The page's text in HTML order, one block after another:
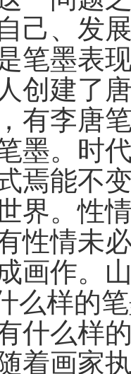
、发展
笔墨表
创建了
有李唐
墨。时
焉能不
界。性
性情未
画作。
么样的
什么样
着画家